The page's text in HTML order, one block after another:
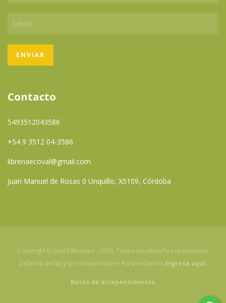
Contacto
5493512043586
+54 9 3512 04-3586
libreriaecoval@gmail.com
Juan Manuel de Rosas 0 Unquillo, X5109, Córdoba
Copyright Ecoval Ediciones - 2026. Todos los derechos reservados.
Defensa de las y los consumidores. Para reclamos ingresa aquí.
Botón de arrepentimiento